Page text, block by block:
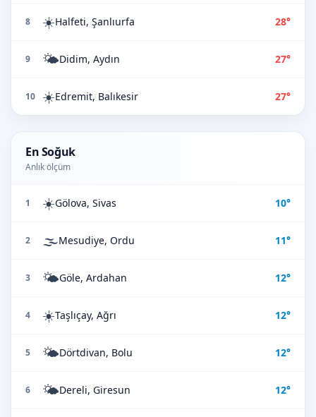
8 ☀️Halfeti, Şanlıurfa 28°
9 🌤️Didim, Aydın 27°
10 ☀️Edremit, Balıkesir 27°
En Soğuk
Anlık ölçüm
1 ☀️Gölova, Sivas 10°
2 🌫️Mesudiye, Ordu 11°
3 🌤️Göle, Ardahan 12°
4 ☀️Taşlıçay, Ağrı 12°
5 🌤️Dörtdivan, Bolu 12°
6 🌤️Dereli, Giresun 12°